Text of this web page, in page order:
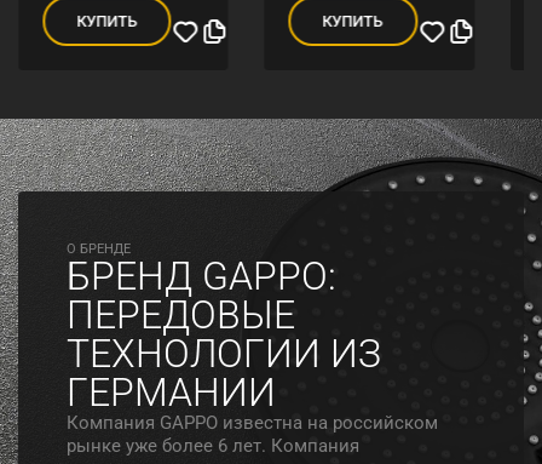
КУПИТЬ КУПИТЬ
O БРЕНДЕ
БРЕНД GAPPO:
ПЕРЕДОВЫЕ
ТЕХНОЛОГИИ ИЗ
ГЕРМАНИИ
Компания GAPPO известна на российском
рынке уже более 6 лет. Компания